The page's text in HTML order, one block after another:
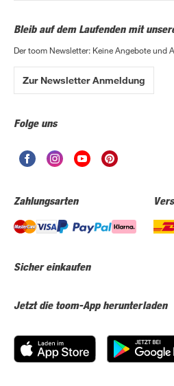
Bleib auf dem Laufenden mit
Der toom Newsletter: Keine Angebote und
Zur Newsletter Anmeldung
Folge uns
Zahlungsarten
Sicher einkaufen
Jetzt die toom-App herunterladen